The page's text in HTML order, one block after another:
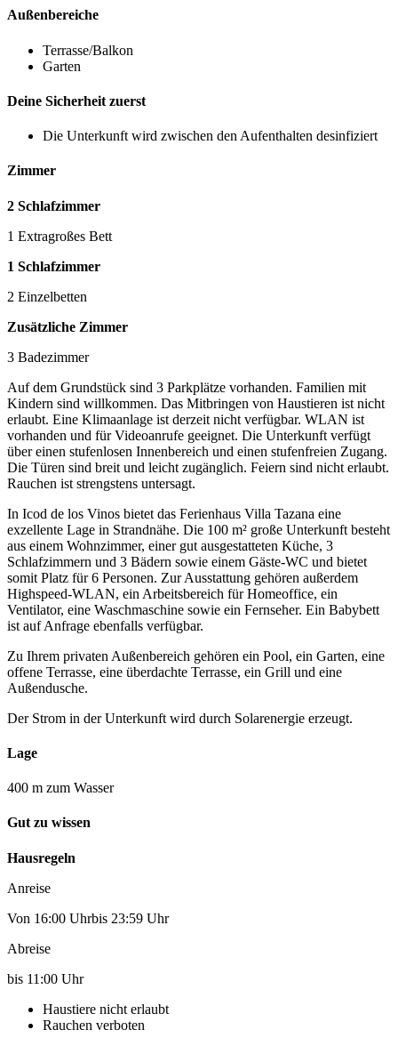
Außenbereiche
Terrasse/Balkon
Garten
Deine Sicherheit zuerst
Die Unterkunft wird zwischen den Aufenthalten desinfiziert
Zimmer
2 Schlafzimmer
1 Extragroßes Bett
1 Schlafzimmer
2 Einzelbetten
Zusätzliche Zimmer
3 Badezimmer
Auf dem Grundstück sind 3 Parkplätze vorhanden. Familien mit
Kindern sind willkommen. Das Mitbringen von Haustieren ist nicht
erlaubt. Eine Klimaanlage ist derzeit nicht verfügbar. WLAN ist
vorhanden und für Videoanrufe geeignet. Die Unterkunft verfügt
über einen stufenlosen Innenbereich und einen stufenfreien Zugang.
Die Türen sind breit und leicht zugänglich. Feiern sind nicht erlaubt.
Rauchen ist strengstens untersagt.
In Icod de los Vinos bietet das Ferienhaus Villa Tazana eine
exzellente Lage in Strandnähe. Die 100 m² große Unterkunft besteht
aus einem Wohnzimmer, einer gut ausgestatteten Küche, 3
Schlafzimmern und 3 Bädern sowie einem Gäste-WC und bietet
somit Platz für 6 Personen. Zur Ausstattung gehören außerdem
Highspeed-WLAN, ein Arbeitsbereich für Homeoffice, ein
Ventilator, eine Waschmaschine sowie ein Fernseher. Ein Babybett
ist auf Anfrage ebenfalls verfügbar.
Zu Ihrem privaten Außenbereich gehören ein Pool, ein Garten, eine
offene Terrasse, eine überdachte Terrasse, ein Grill und eine
Außendusche.
Der Strom in der Unterkunft wird durch Solarenergie erzeugt.
Lage
400 m zum Wasser
Gut zu wissen
Hausregeln
Anreise
Von 16:00 Uhrbis 23:59 Uhr
Abreise
bis 11:00 Uhr
Haustiere nicht erlaubt
Rauchen verboten